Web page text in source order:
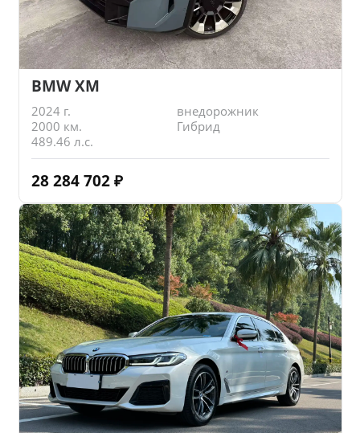
BMW XM
2024 г.
внедорожник
2000 км.
Гибрид
489.46 л.с.
28 284 702 ₽